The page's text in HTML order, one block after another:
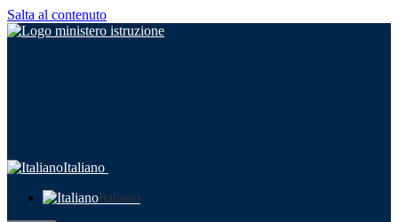
Salta al contenuto
Italiano
Italiano